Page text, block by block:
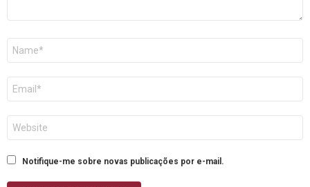
mail
Notifique-me sobre novas publicações por e-mail.